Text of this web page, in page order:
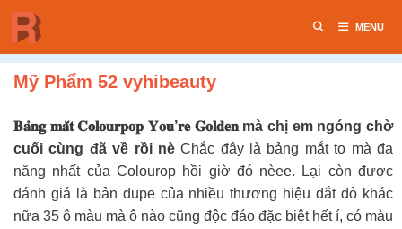
Chuyển
đến
nội
dung
MENU
Mỹ Phẩm 52 vyhibeauty
𝐁𝐚̉𝐧𝐠 𝐦𝐚̆́𝐭 𝐂𝐨𝐥𝐨𝐮𝐫𝐩𝐨𝐩 𝐘𝐨𝐮’𝐫𝐞 𝐆𝐨𝐥𝐝𝐞𝐧 mà chị em ngóng chờ
cuối cùng đã về rồi nèChắc đây là bảng mắt to mà đa
năng nhất của Colourop hồi giờ đó nèee. Lại còn được
đánh giá là bản dupe của nhiều thương hiệu đắt đỏ khác
nữa 35 ô màu mà ô nào cũng độc đáo đặc biệt hết í, có màu